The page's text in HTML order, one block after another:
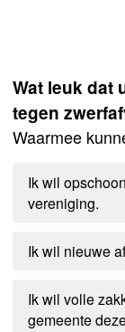
Wat leuk dat
tegen
Waarmee
Ik wil
vereniging.
Ik wil nieuwe
Ik wil volle
gemeente